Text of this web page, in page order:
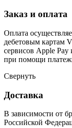
Заказ и оплата
Оплата
дебетовым картам
сервисов Apple Pay
при помощи
Свернуть
Доставка
В зависимости от
Российской